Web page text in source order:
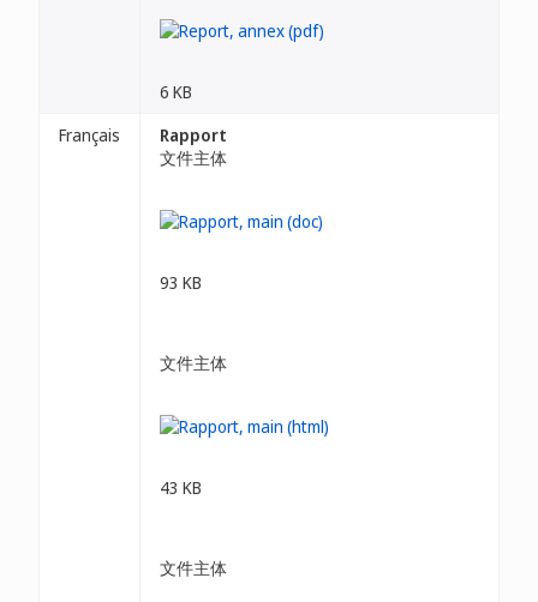
6 KB
Français
Rapport
文件主体
93 KB
文件主体
43 KB
文件主体